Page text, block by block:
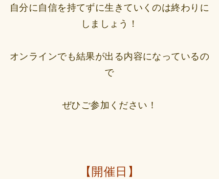
自分に自信を持てずに生きていくのは終わりに
しましょう！
オンラインでも結果が出る内容になっているの
で
ぜひご参加ください！
【開催日】